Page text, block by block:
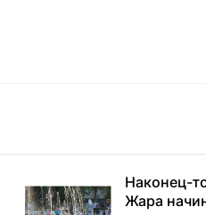
Наконец-
Жара